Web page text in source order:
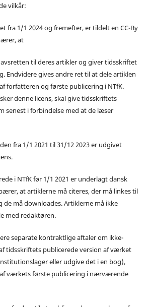
vilkår:
fra 1/1 2024 og fremefter, er tildelt en CC-By
at
til deres artikler og giver tidsskriftet
Endvidere gives andre ret til at dele artiklen
forfatteren og første publicering i NTfK.
denne licens, skal give tidsskriftets
senest i forbindelse med at de læser
fra 1/1 2021 til 31/12 2023 er udgivet
i NTfK før 1/1 2021 er underlagt dansk
at artiklerne må citeres, der må linkes til
de må downloades. Artiklerne må ikke
med redaktøren.
separate kontraktlige aftaler om ikke-
tidsskriftets publicerede version af værket
eller udgive det i en bog),
værkets første publicering i nærværende